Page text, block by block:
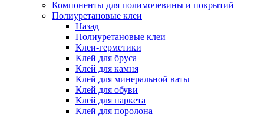
Компоненты для полимочевины и покрытий
Полиуретановые клеи
Назад
Полиуретановые клеи
Клеи-герметики
Клей для бруса
Клей для камня
Клей для минеральной ваты
Клей для обуви
Клей для паркета
Клей для поролона